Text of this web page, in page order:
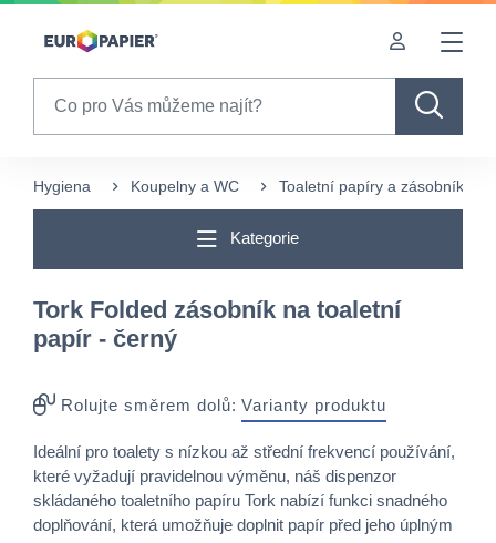
Table Of Content
Často nakupované s tímto produktem
Hygiena Koupelny a WC Toaletní papíry a zásobníky
Kategorie
Tork Folded zásobník na toaletní
papír - černý
Rolujte směrem dolů: Varianty produktu
Ideální pro toalety s nízkou až střední frekvencí používání,
které vyžadují pravidelnou výměnu, náš dispenzor
skládaného toaletního papíru Tork nabízí funkci snadného
doplňování, která umožňuje doplnit papír před jeho úplným